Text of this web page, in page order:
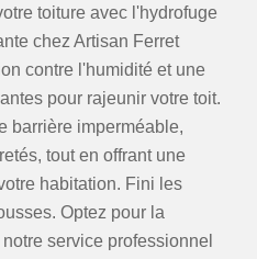
toiture avec l'hydrofuge
chez Artisan Ferret
contre l'humidité et une
pour rajeunir votre toit.
barrière imperméable,
tout en offrant une
habitation. Fini les
Optez pour la
service professionnel